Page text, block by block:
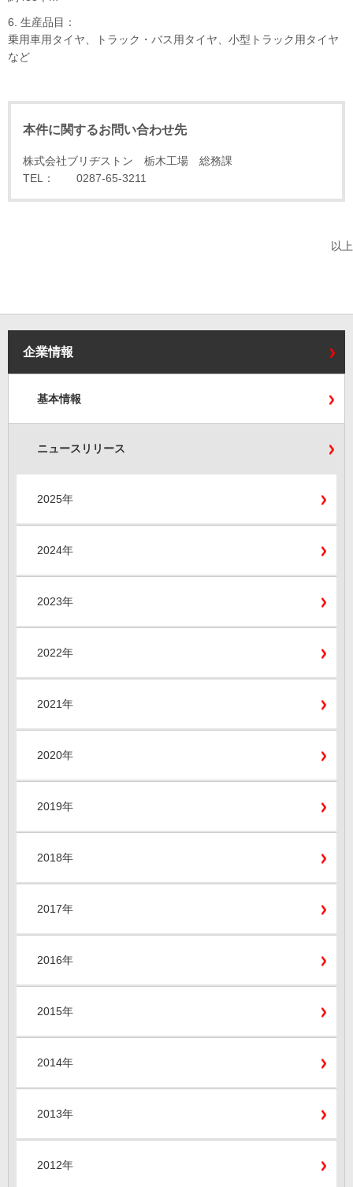
6. 生産品目：
乗用車用タイヤ、トラック・バス用タイヤ、小型トラック用タイヤ
など
本件に関するお問い合わせ先
株式会社ブリヂストン 栃木工場 総務課
TEL： 0287-65-3211
以上
企業情報
基本情報
ニュースリリース
2025年
2024年
2023年
2022年
2021年
2020年
2019年
2018年
2017年
2016年
2015年
2014年
2013年
2012年